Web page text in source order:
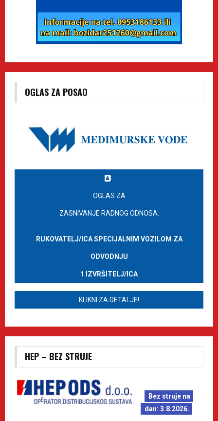
OGLAS ZA POSAO
OGLAS ZA
ZASNIVANJE RADNOG ODNOSA:
RUKOVATELJ/ICA SPECIJALNIM VOZILOM ZA
ODVODNJU
1 IZVRŠITELJ/ICA
KLIKNI ZA DETALJE!
HEP – BEZ STRUJE
Bez struje na
dan: 3.8.2026.